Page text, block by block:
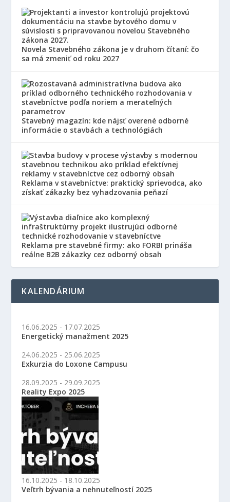
Novela Stavebného zákona je v druhom čítaní: čo
sa má zmeniť od roku 2027
Stavebný magazín: kde nájsť overené odborné
informácie o stavbách a technológiách
Reklama v stavebníctve: praktický sprievodca, ako
získať zákazky bez vyhadzovania peňazí
Reklama pre stavebné firmy: ako FORBI prináša
reálne B2B zákazky cez odborný obsah
KALENDÁRIUM
16.06.2025 - 17.07.2025
Energetický manažment 2025
24.06.2025 - 25.06.2025
Exkurzia do Loxone Campusu
28.09.2025 - 29.09.2025
Reality Expo 2025
16.10.2025 - 18.10.2025
Veľtrh bývania a nehnuteľností 2025